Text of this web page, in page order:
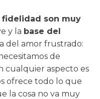
fidelidad son muy
y la base del
del amor frustrado:
de
cualquier aspecto es
ofrece todo lo que
la cosa no va muy